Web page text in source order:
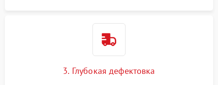
3. Глубокая дефектовка